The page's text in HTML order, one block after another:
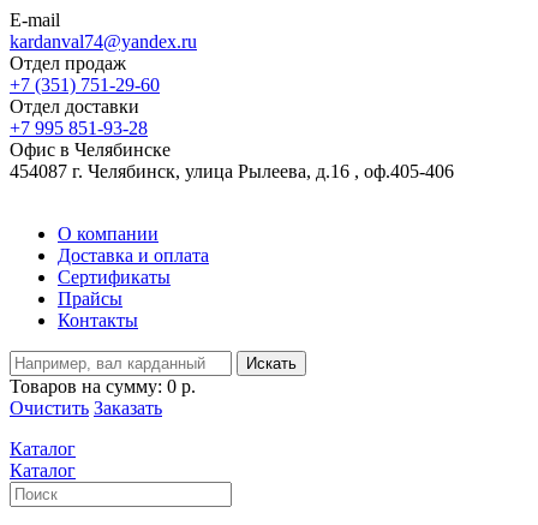
E-mail
kardanval74@yandex.ru
Отдел продаж
+7 (351) 751-29-60
Отдел доставки
+7 995 851-93-28
Офис в Челябинске
454087 г. Челябинск, улица Рылеева, д.16 , оф.405-406
О компании
Доставка и оплата
Сертификаты
Прайсы
Контакты
Искать
Товаров на сумму: 0 р.
Очистить Заказать
Каталог
Каталог